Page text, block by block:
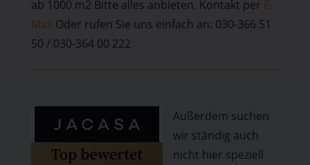
ab 1000 m2 Bitte alles anbieten. Kontakt per E-
Mail Oder rufen Sie uns einfach an: 030-366 51
50 / 030-364 00 222
Außerdem suchen
wir ständig ​auch
nicht hier speziell